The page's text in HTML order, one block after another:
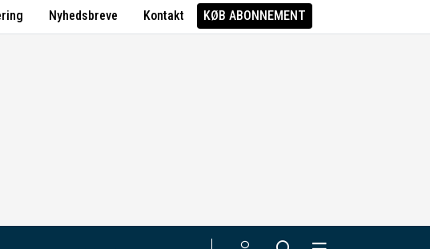
Nyhedsbreve Kontakt KØB ABONNEMENT